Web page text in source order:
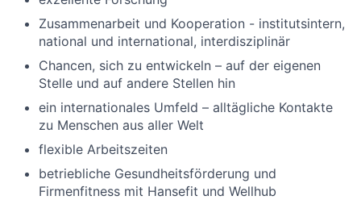
Zusammenarbeit und Kooperation - institutsintern,
national und international, interdisziplinär
Chancen, sich zu entwickeln – auf der eigenen
Stelle und auf andere Stellen hin
ein internationales Umfeld – alltägliche Kontakte
zu Menschen aus aller Welt
flexible Arbeitszeiten
betriebliche Gesundheitsförderung und
Firmenfitness mit Hansefit und Wellhub